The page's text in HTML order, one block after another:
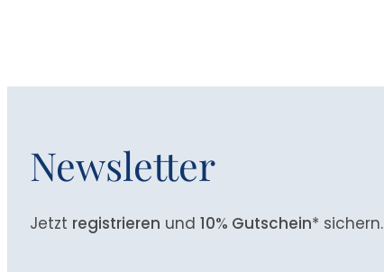
Newsletter
Jetzt registrieren und 10% Gutschein* sichern.